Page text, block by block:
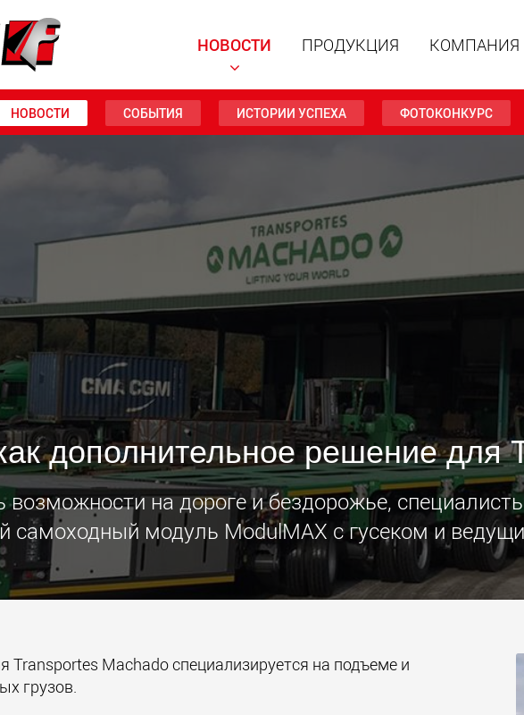
для
НОВОСТИ ПРОДУКЦИЯ КОМПАНИЯ
НОВОСТИ СОБЫТИЯ ИСТОРИИ УСПЕХА ФОТОКОНКУРС
дополнительное решение для
на дороге и бездорожье,
самоходный модуль ModulMAX с гусеком и
Transportes Machado специализируется на подъеме и
грузов.